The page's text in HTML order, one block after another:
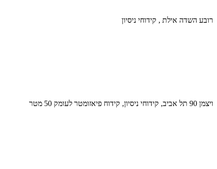
רובע השדה אילת , קידוחי ניסיון
ויצמן 90 תל אביב, קידוחי ניסיון, קידוח פיאזומטר לעומק 50 מטר